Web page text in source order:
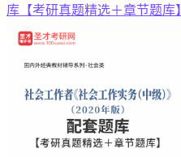
库【考研真题精选＋章节题库】